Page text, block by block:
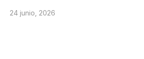
24 junio, 2026